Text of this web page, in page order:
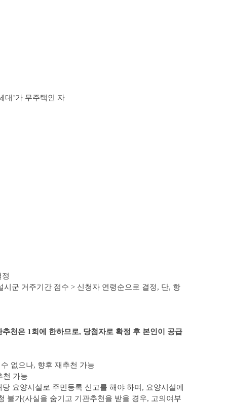
대’가 무주택인 자
군 거주기간 점수 > 신청자 연령순으로 결정, 단, 항
천은 1회에 한하므로, 당첨자로 확정 후 본인이 공급
없으나, 향후 재추천 가능
천 가능
요양시설로 주민등록 신고를 해야 하며, 요양시설에
불가(사실을 숨기고 기관추천을 받을 경우, 고의여부